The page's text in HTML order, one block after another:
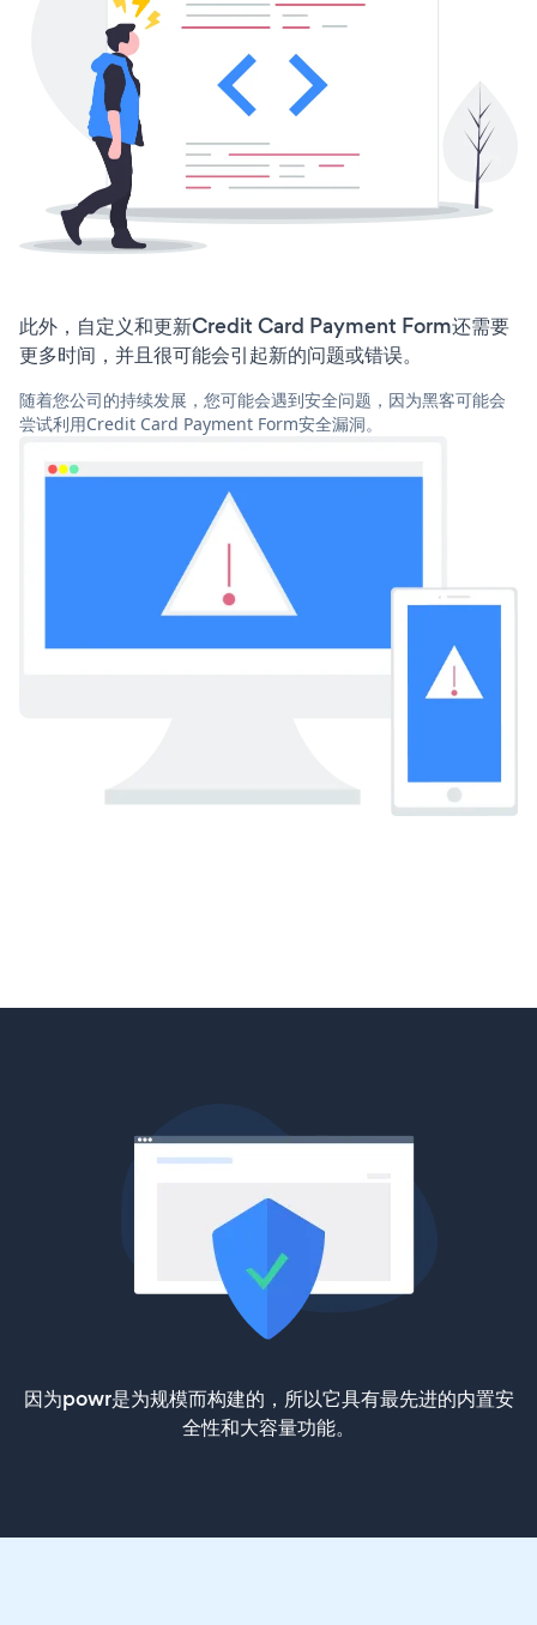
此外，自定义和更新Credit Card Payment Form还需要
更多时间，并且很可能会引起新的问题或错误。
随着您公司的持续发展，您可能会遇到安全问题，因为黑客可能会
尝试利用Credit Card Payment Form安全漏洞。
因为powr是为规模而构建的，所以它具有最先进的内置安
全性和大容量功能。